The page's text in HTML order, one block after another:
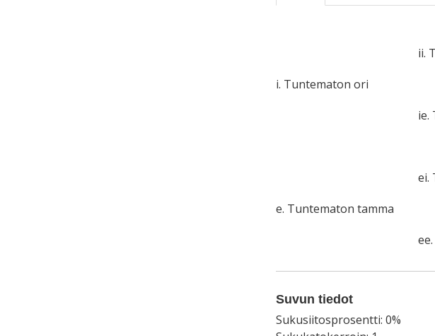
i. Tuntematon ori
ii.
ie.
e. Tuntematon tamma
ei.
Suvun tiedot
Sukusiitosprosentti: 0%